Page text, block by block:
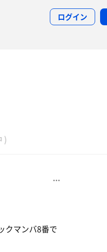
ログイン
)
クマンバ8番で